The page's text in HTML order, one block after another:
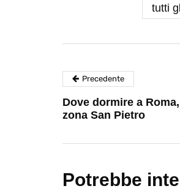
tutti
Precedente
Dove dormire a
zona San Pietro
Potrebbe